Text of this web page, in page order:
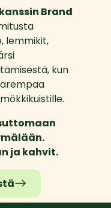
Brand
lemmikit,
kun
ja kahvit.